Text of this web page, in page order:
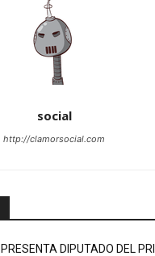
social
http://clamorsocial.com
PRESENTA DIPUTADO DEL PRI